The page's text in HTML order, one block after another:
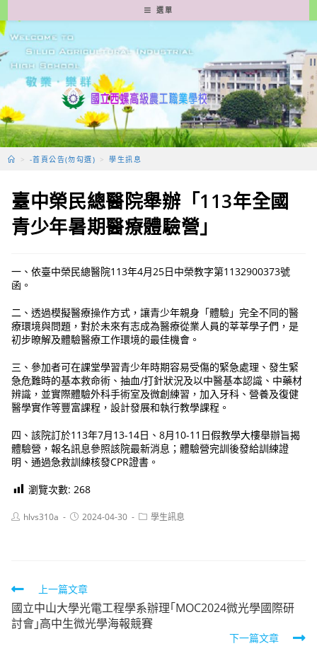
轉
至
要
容
選單
> -首頁公告(勿勾選) > 學生訊息
臺中榮民總醫院舉辦「113年全國
青少年暑期醫療體驗營」
一、依臺中榮民總醫院113年4月25日中榮教字第1132900373號
函。
二、透過模擬醫療操作方式，讓青少年親身「體驗」完全不同的醫
療環境與問題，對於未來有志成為醫療從業人員的莘莘學子們，是
初步暸解及體驗醫療工作環境的最佳機會。
三、參加者可在課堂學習青少年時期容易受傷的緊急處理、發生緊
急危難時的基本救命術、抽血/打針狀況及以中醫基本認識、中藥材
辨識，並實際體驗外科手術室及微創練習，加入牙科、營養及復健
醫學實作等豐富課程，設計發展和執行教學課程。
四、該院訂於113年7月13-14日、8月10-11日假教學大樓舉辦旨揭
體驗營，報名訊息參照該院最新消息；體驗營完訓後發給訓練證
明、通過急救訓練核發CPR證書。
瀏覽次數: 268
Posthlvs310a
Post2024-04-30
Post學生訊息
Read
more
articles
上一篇文章
國立中山大學光電工程學系辦理｢MOC2024微光學國際研
討會｣高中生微光學海報競賽
下一篇文章